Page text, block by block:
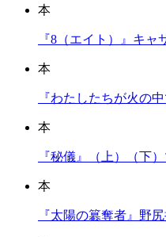
本
『8（エイト）』キャ
本
『わたしたちが火の
本
『秘儀』（上）（下
本
『太陽の簒奪者』野